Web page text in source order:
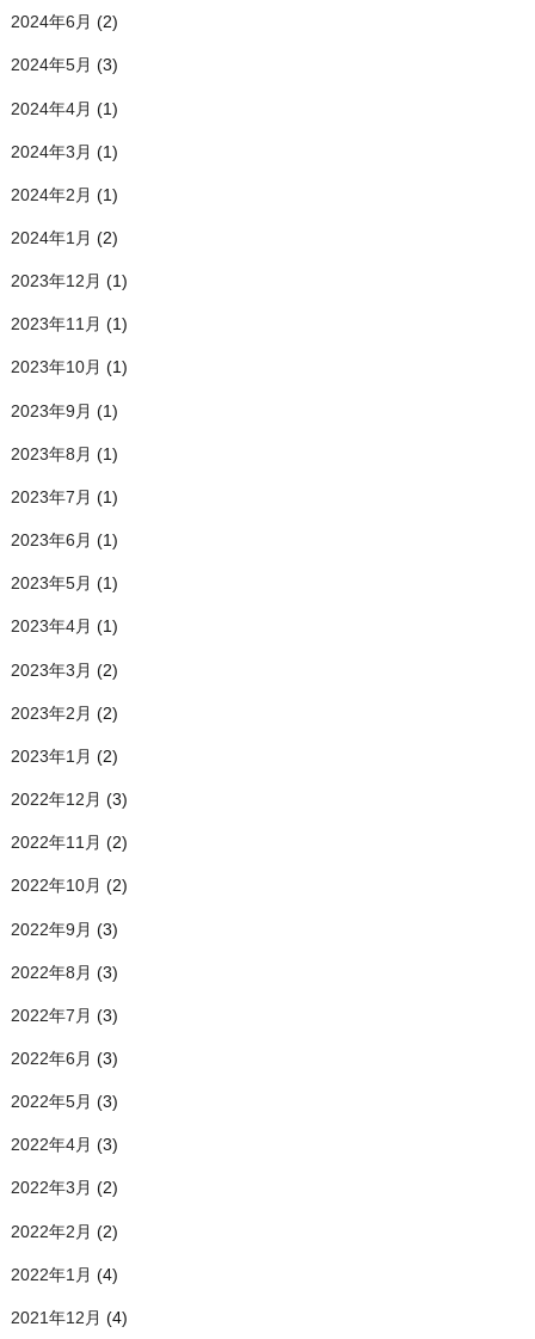
2024年6月 (2)
2024年5月 (3)
2024年4月 (1)
2024年3月 (1)
2024年2月 (1)
2024年1月 (2)
2023年12月 (1)
2023年11月 (1)
2023年10月 (1)
2023年9月 (1)
2023年8月 (1)
2023年7月 (1)
2023年6月 (1)
2023年5月 (1)
2023年4月 (1)
2023年3月 (2)
2023年2月 (2)
2023年1月 (2)
2022年12月 (3)
2022年11月 (2)
2022年10月 (2)
2022年9月 (3)
2022年8月 (3)
2022年7月 (3)
2022年6月 (3)
2022年5月 (3)
2022年4月 (3)
2022年3月 (2)
2022年2月 (2)
2022年1月 (4)
2021年12月 (4)